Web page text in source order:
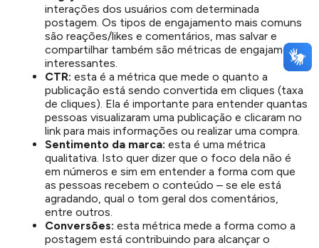
interações dos usuários com determinada
postagem. Os tipos de engajamento mais comuns
são reações/likes e comentários, mas salvar e
compartilhar também são métricas de engajamento
interessantes.
CTR: esta é a métrica que mede o quanto a
publicação está sendo convertida em cliques (taxa
de cliques). Ela é importante para entender quantas
pessoas visualizaram uma publicação e clicaram no
link para mais informações ou realizar uma compra.
Sentimento da marca: esta é uma métrica
qualitativa. Isto quer dizer que o foco dela não é
em números e sim em entender a forma com que
as pessoas recebem o conteúdo – se ele está
agradando, qual o tom geral dos comentários,
entre outros.
Conversões: esta métrica mede a forma como a
postagem está contribuindo para alcançar o